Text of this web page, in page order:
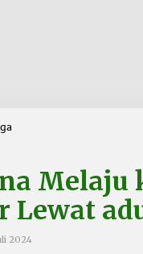
n
a
Melaju
Lewat
2024